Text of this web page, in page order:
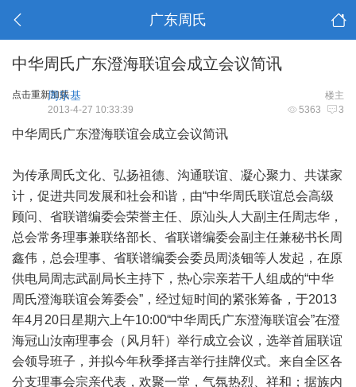
广东周氏
中华周氏广东澄海联谊会成立会议简讯
点击重新加载 楼主
周乐基
5363 3
2013-4-27 10:33:39
中华周氏广东澄海联谊会成立会议简讯
为传承周氏文化、弘扬祖德、沟通联谊、凝心聚力、共谋家
计，促进共同发展和社会和谐，由“中华周氏联谊总会高级
顾问、省联谱编委会荣誉主任、原汕头人大副主任周志华，
总会常务理事兼联络部长、省联谱编委会副主任兼秘书长周
鑫伟，总会理事、省联谱编委会委员周淡钿等人发起，在原
供电局周志武副局长主持下，热心宗亲若干人组成的“中华
周氏澄海联谊会筹委会”，经过短时间的紧张筹备，于2013
年4月20日星期六上午10:00“中华周氏广东澄海联谊会”在澄
海冠山汝南理事会（风月轩）举行成立会议，选举首届联谊
会领导班子，并拟今年秋季择吉举行挂牌仪式。来自全区各
分支理事会宗亲代表，欢聚一堂，气氛热烈、祥和；据族内